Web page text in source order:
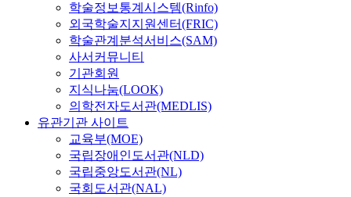
학술정보통계시스템(Rinfo)
외국학술지지원센터(FRIC)
학술관계분석서비스(SAM)
사서커뮤니티
기관회원
지식나눔(LOOK)
의학전자도서관(MEDLIS)
유관기관 사이트
교육부(MOE)
국립장애인도서관(NLD)
국립중앙도서관(NL)
국회도서관(NAL)